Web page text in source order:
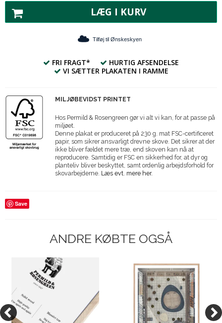
LÆG I KURV
Tilføj til Ønskeskyen
FRI FRAGT*
HURTIG AFSENDELSE
VI SÆTTER PLAKATEN I RAMME
MILJØBEVIDST PRINTET
Hos Permild & Rosengreen gør vi alt vi kan, for at passe på
miljøet.
Denne plakat er produceret på 230 g. mat FSC-certificeret
papir, som sikrer ansvarligt drevne skove. Det sikrer at der
ikke bliver fældet mere træ, end skoven kan nå at
reproducere. Samtidig er FSC en sikkerhed for, at dyr og
planteliv bliver beskyttet, samt ordenlig arbejdsforhold for
skovarbejderne. Læs evt. mere her.
Save
ANDRE KØBTE OGSÅ